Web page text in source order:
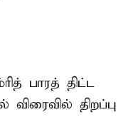
பாரத் திட்ட
திறப்பு